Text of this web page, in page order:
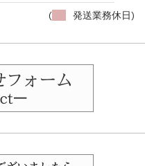
( 発送業務休日)